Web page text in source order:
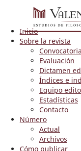
Inicio
Sobre la revista
Convocatoria
Evaluación
Dictamen
Índices e
Equipo
Estadísticas
Contacto
Número
Actual
Archivos
Cómo publicar